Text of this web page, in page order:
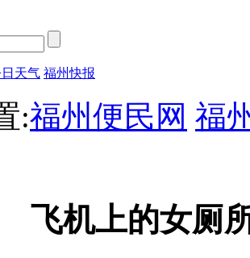
天气 福州快报
:福州便民网 福
飞机上的女厕